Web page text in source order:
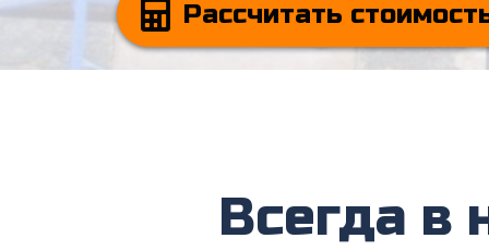
Рассчитать
Всегда в